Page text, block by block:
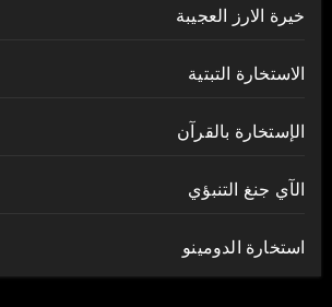
خيرة الارز العجيبة
الاستخارة التبتية
الإستخارة بالقرآن
الآي جنغ التنبؤي
استخارة الدومينو